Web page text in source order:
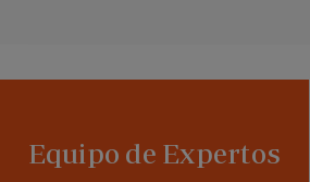
Equipo de Expertos